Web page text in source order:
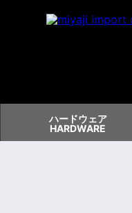
ハードウェア
HARDWARE